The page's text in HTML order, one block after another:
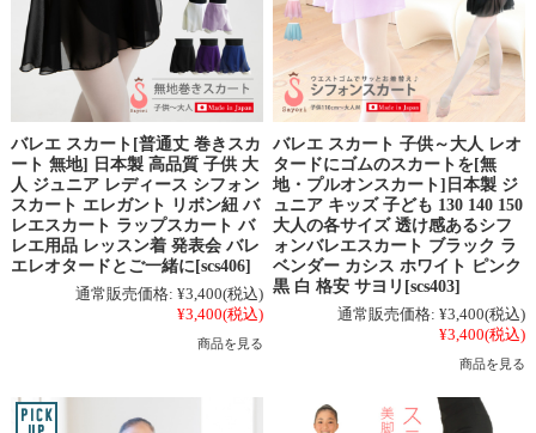
バレエ スカート[普通丈 巻きスカ
ート 無地] 日本製 高品質 子供 大
人 ジュニア レディース シフォン
スカート エレガント リボン紐 バ
レエスカート ラップスカート バ
レエ用品 レッスン着 発表会 バレ
エレオタードとご一緒に[scs406]
通常販売価格: ¥3,400(税込)
¥3,400(税込)
商品を見る
バレエ スカート 子供～大人 レオ
タードにゴムのスカートを[無
地・プルオンスカート]日本製 ジ
ュニア キッズ 子ども 130 140 150
大人の各サイズ 透け感あるシフ
ォンバレエスカート ブラック ラ
ベンダー カシス ホワイト ピンク
黒 白 格安 サヨリ[scs403]
通常販売価格: ¥3,400(税込)
¥3,400(税込)
商品を見る